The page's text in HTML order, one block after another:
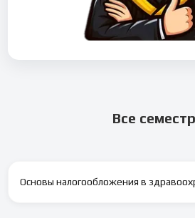
Все
Основы налогообложения в